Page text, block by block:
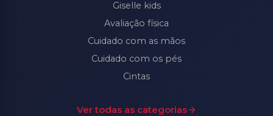
Giselle kids
Avaliação física
Cuidado com as mãos
Cuidado com os pés
Cintas
Ver todas as categorias